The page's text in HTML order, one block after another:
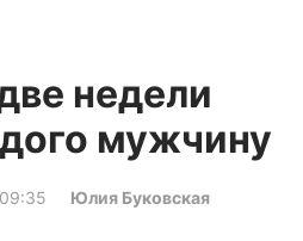
недели
мужчину
Юлия Буковская